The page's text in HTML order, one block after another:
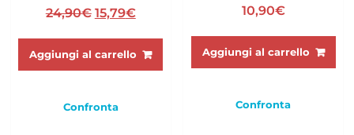
24,90€ Il
originale
15,79€Il
attuale
è:
Aggiungi al carrello
Confronta
10,90€
Aggiungi al carrello
Confronta